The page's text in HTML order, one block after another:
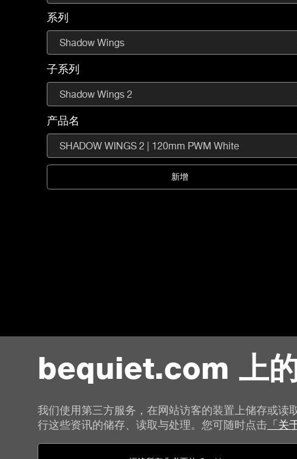
bequiet.com 上
我们使用第三方服务，在网站访客的装置上储存或
行这些资讯的储存、读取与处理。您可随时点击 「关
系列
Shadow Wings
子系列
Shadow Wings 2
产品名
SHADOW WINGS 2 | 120mm PWM White
新增
联络我们